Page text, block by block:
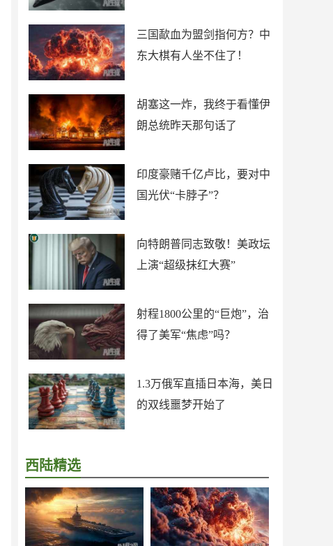
三国歃血为盟剑指何方？中
东大棋有人坐不住了！
胡塞这一炸，我终于看懂伊
朗总统昨天那句话了
印度豪赌千亿卢比，要对中
国光伏“卡脖子”？
向特朗普同志致敬！美政坛
上演“超级抹红大赛”
射程1800公里的“巨炮”，治
得了美军“焦虑”吗？
1.3万俄军直插日本海，美日
的双线噩梦开始了
西陆精选